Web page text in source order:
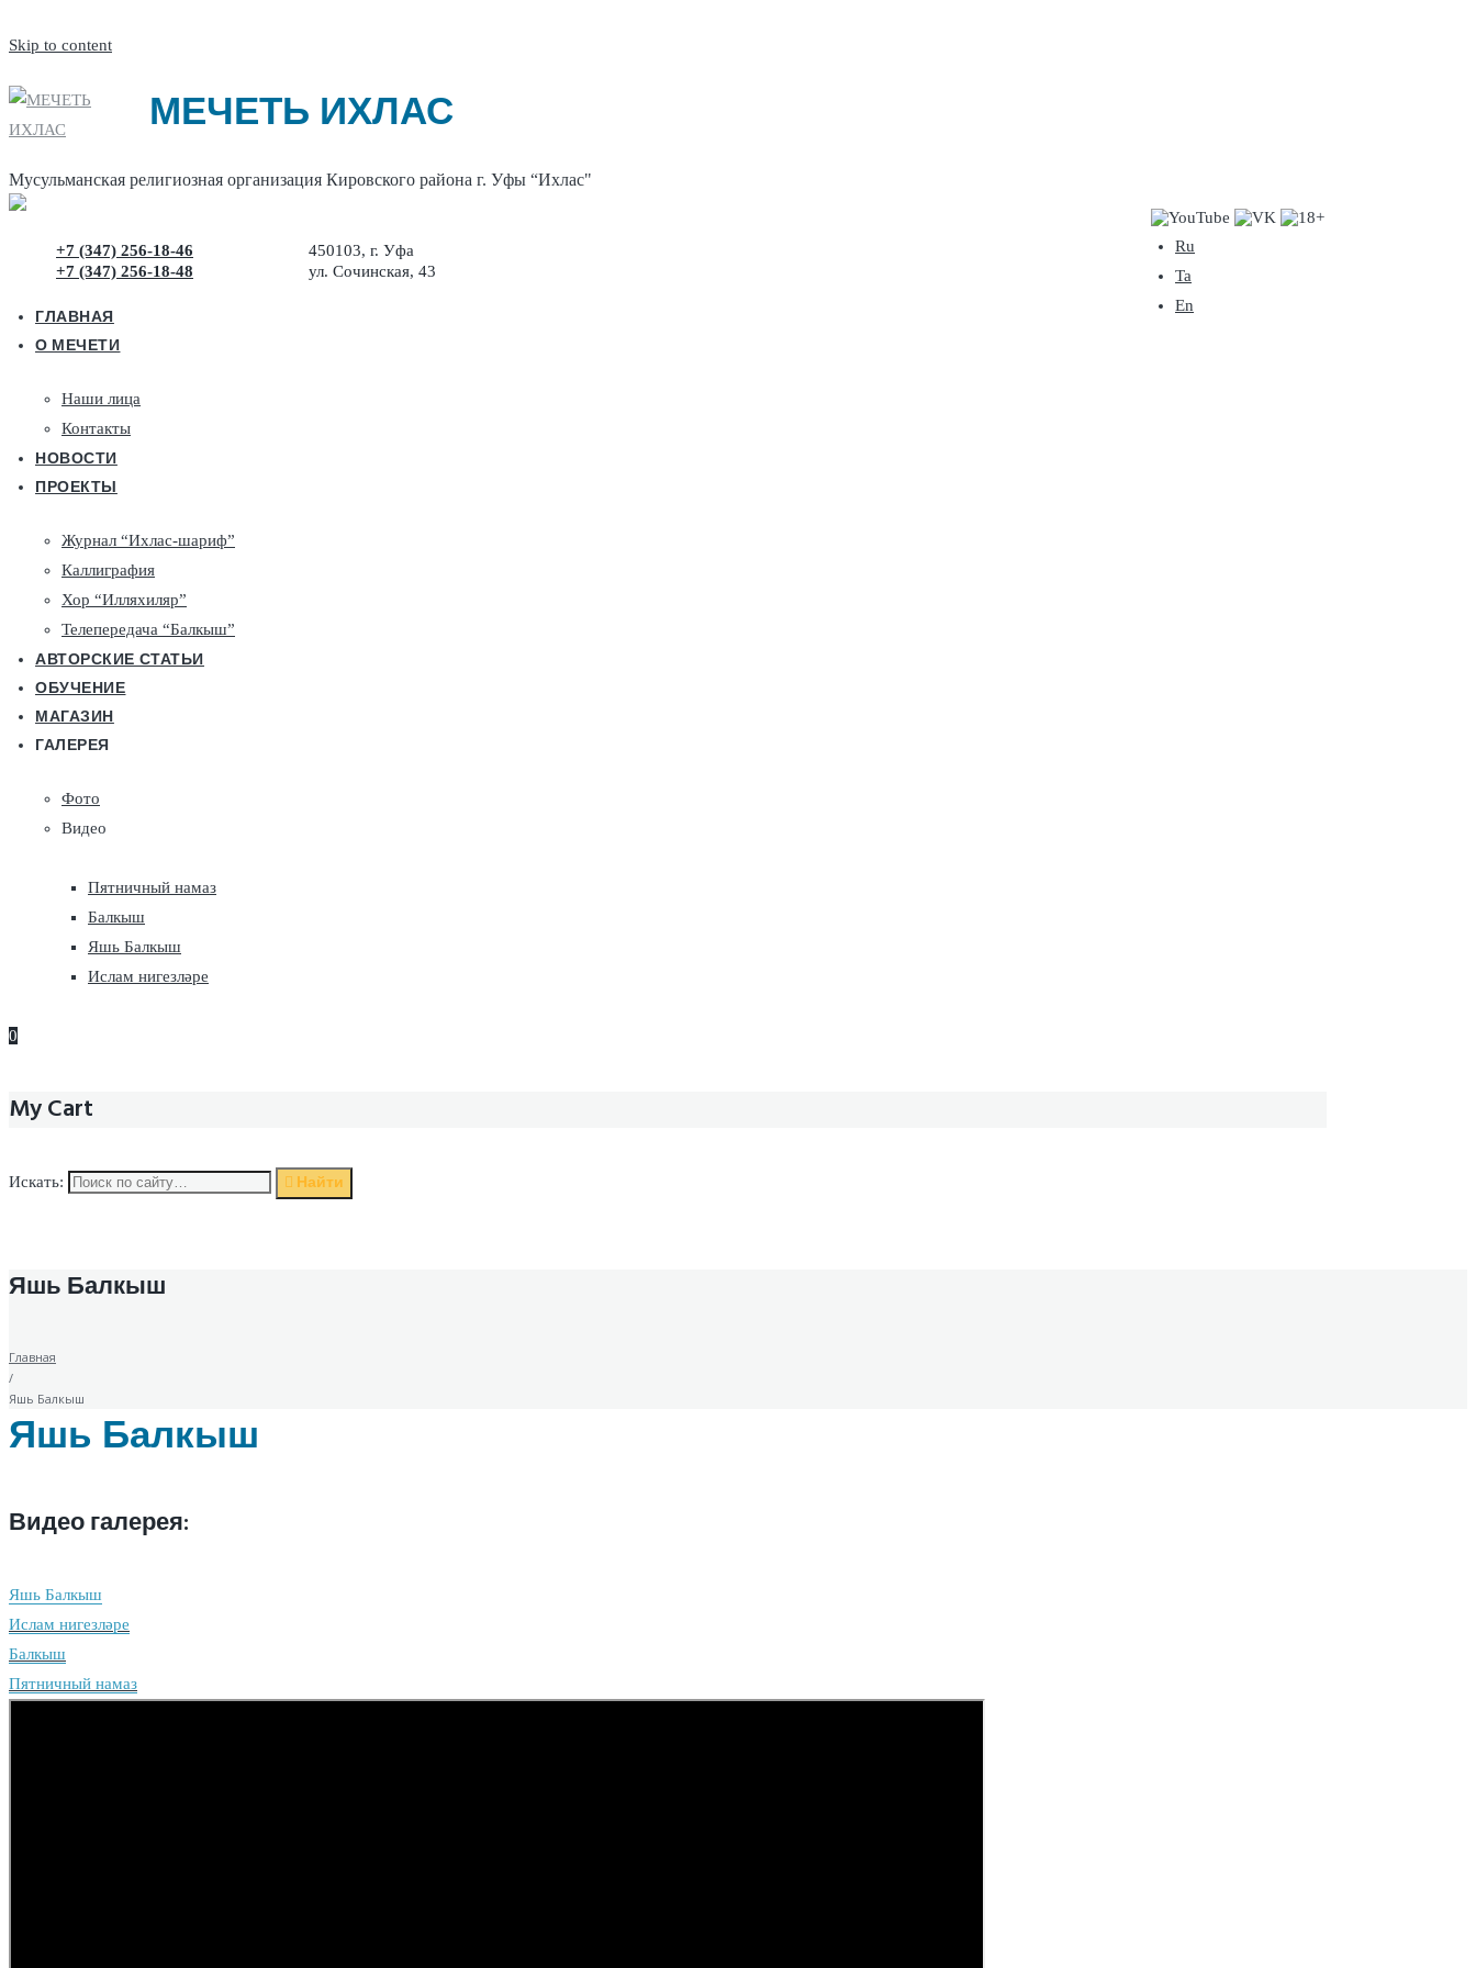
Skip to content
МЕЧЕТЬ ИХЛАС
Мусульманская религиозная организация Кировского района г. Уфы “Ихлас"
+7 (347) 256-18-46
+7 (347) 256-18-48
450103, г. Уфа
ул. Сочинская, 43
Ru
Ta
En
ГЛАВНАЯ
О МЕЧЕТИ
Наши лица
Контакты
НОВОСТИ
ПРОЕКТЫ
Журнал “Ихлас-шариф”
Каллиграфия
Хор “Илляхиляр”
Телепередача “Балкыш”
АВТОРСКИЕ СТАТЬИ
ОБУЧЕНИЕ
МАГАЗИН
ГАЛЕРЕЯ
Фото
Видео
Пятничный намаз
Балкыш
Яшь Балкыш
Ислам нигезләре
0
My Cart
Искать: Найти
Яшь Балкыш
Главная
/
Яшь Балкыш
Яшь Балкыш
Видео галерея:
Яшь Балкыш
Ислам нигезләре
Балкыш
Пятничный намаз